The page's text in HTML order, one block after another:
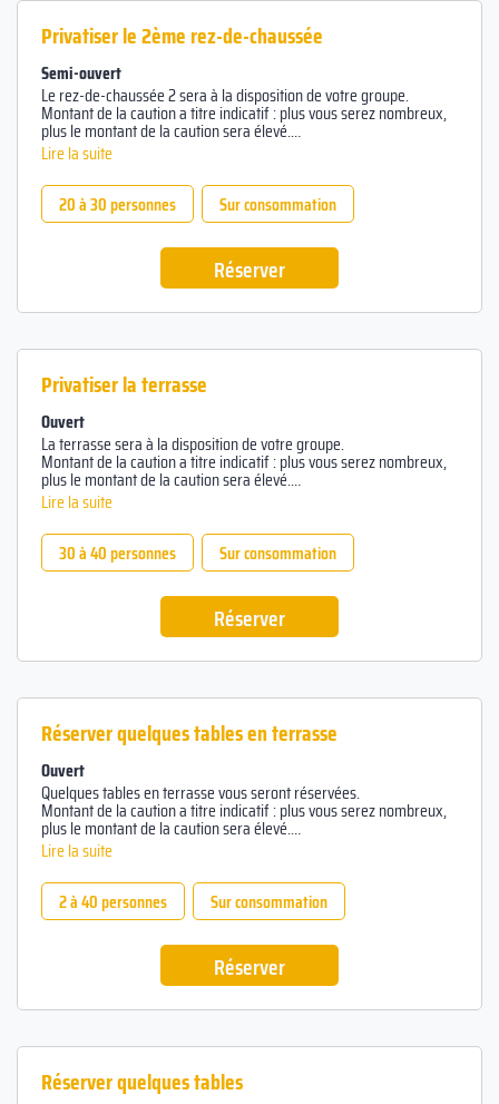
Privatiser le 2ème rez-de-chaussée
Semi-ouvert
Le rez-de-chaussée 2 sera à la disposition de votre groupe.
Montant de la caution a titre indicatif : plus vous serez nombreux,
plus le montant de la caution sera élevé.
Le chèque vous sera rendu à la fin de votre soirée.
Lire la suite
20 à 30 personnes
Sur consommation
Réserver
Privatiser la terrasse
Ouvert
La terrasse sera à la disposition de votre groupe.
Montant de la caution a titre indicatif : plus vous serez nombreux,
plus le montant de la caution sera élevé.
Le chèque vous sera rendu à la fin de votre soirée.
Lire la suite
30 à 40 personnes
Sur consommation
Réserver
Réserver quelques tables en terrasse
Ouvert
Quelques tables en terrasse vous seront réservées.
Montant de la caution a titre indicatif : plus vous serez nombreux,
plus le montant de la caution sera élevé.
Le chèque vous sera rendu à la fin de votre soirée.
Lire la suite
2 à 40 personnes
Sur consommation
Réserver
Réserver quelques tables